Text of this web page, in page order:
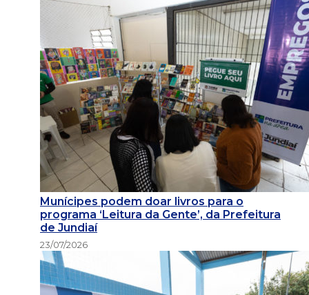
Munícipes podem doar livros para o
programa ‘Leitura da Gente’, da Prefeitura
de Jundiaí
23/07/2026